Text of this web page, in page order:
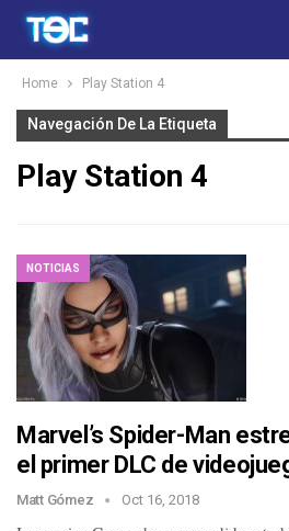
Home Play Station 4
Navegación De La Etiqueta
Play Station 4
NOTICIAS
Marvel’s Spider-Man
el primer DLC de
Matt Gómez Oct 16, 2018